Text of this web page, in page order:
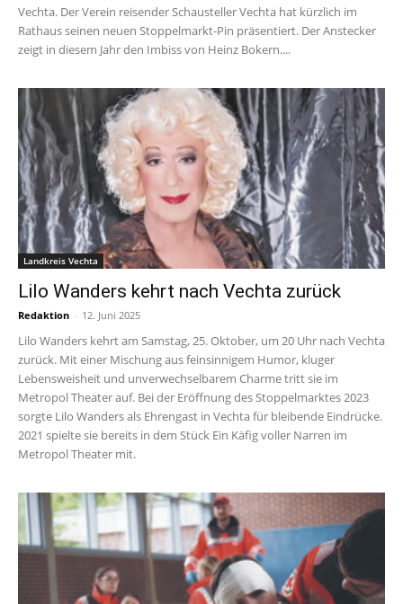
Vechta. Der Verein reisender Schausteller Vechta hat kürzlich im
Rathaus seinen neuen Stoppelmarkt-Pin präsentiert. Der Anstecker
zeigt in diesem Jahr den Imbiss von Heinz Bokern....
Landkreis Vechta
Lilo Wanders kehrt nach Vechta zurück
Redaktion - 12. Juni 2025
Lilo Wanders kehrt am Samstag, 25. Oktober, um 20 Uhr nach Vechta
zurück. Mit einer Mischung aus feinsinnigem Humor, kluger
Lebensweisheit und unverwechselbarem Charme tritt sie im
Metropol Theater auf. Bei der Eröffnung des Stoppelmarktes 2023
sorgte Lilo Wanders als Ehrengast in Vechta für bleibende Eindrücke.
2021 spielte sie bereits in dem Stück Ein Käfig voller Narren im
Metropol Theater mit.